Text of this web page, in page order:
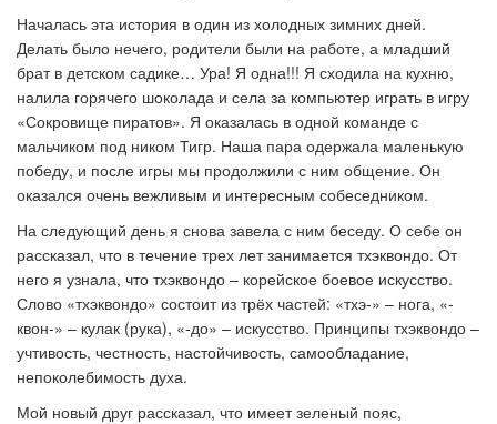
Началась эта история в один из холодных зимних дней.
Делать было нечего, родители были на работе, а младший
брат в детском садике… Ура! Я одна!!! Я сходила на кухню,
налила горячего шоколада и села за компьютер играть в игру
«Сокровище пиратов». Я оказалась в одной команде с
мальчиком под ником Тигр. Наша пара одержала маленькую
победу, и после игры мы продолжили с ним общение. Он
оказался очень вежливым и интересным собеседником.
На следующий день я снова завела с ним беседу. О себе он
рассказал, что в течение трех лет занимается тхэквондо. От
него я узнала, что тхэквондо – корейское боевое искусство.
Слово «тхэквондо» состоит из трёх частей: «тхэ-» – нога, «-
квон-» – кулак (рука), «-до» – искусство. Принципы тхэквондо –
учтивость, честность, настойчивость, самообладание,
непоколебимость духа.
Мой новый друг рассказал, что имеет зеленый пояс,